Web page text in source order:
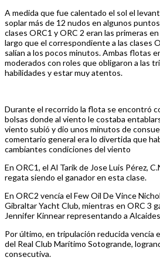
A medida que fue calentado el sol el
soplar más de 12 nudos en algunos
clases ORC1 y ORC 2 eran las primeras
largo que el correspondiente a las clases
salían a los pocos minutos. Ambas flotas
moderados con roles que obligaron a las
habilidades y estar muy atentos.
Durante el recorrido la flota se encontró
bolsas donde al viento le costaba
viento subió y dio unos minutos de
comentario general era lo divertida que
cambiantes condiciones del viento
En ORC1, el Al Tarik de Jose Luis Pérez,
regata siendo el ganador en esta clase.
En ORC2 vencía el Few Oil De Vince
Gibraltar Yacht Club, mientras en ORC 3
Jennifer Kinnear representando a
Por último, en tripulación reducida vencía
del Real Club Marítimo Sotogrande,
consecutiva.